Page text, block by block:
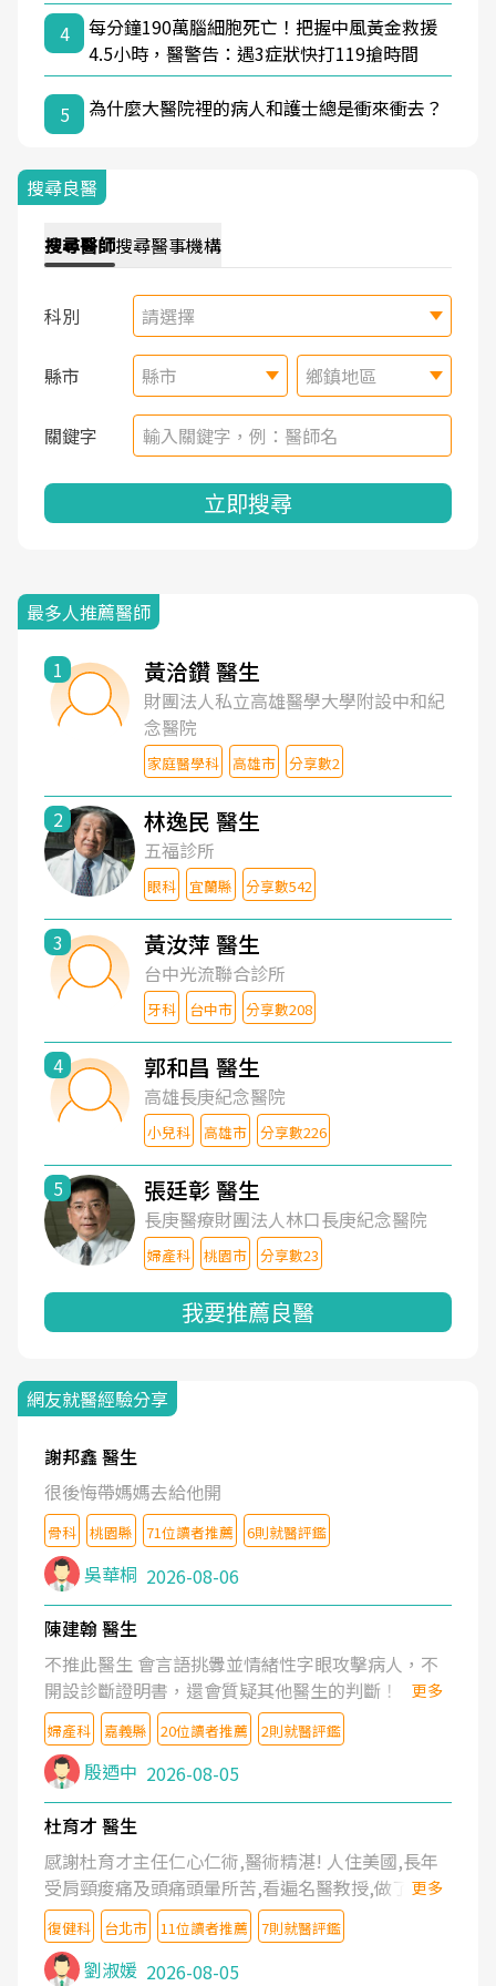
4
每分鐘190萬腦細胞死亡！把握中風黃金救援
4.5小時，醫警告：遇3症狀快打119搶時間
5 為什麼大醫院裡的病人和護士總是衝來衝去？
搜尋良醫
搜尋醫師搜尋醫事機構
科別 請選擇
縣市 縣市 鄉鎮地區
關鍵字
立即搜尋
最多人推薦醫師
1 黃洽鑽 醫生
財團法人私立高雄醫學大學附設中和紀
念醫院
家庭醫學科 高雄市 分享數2
2 林逸民 醫生
五福診所
眼科 宜蘭縣 分享數542
3 黃汝萍 醫生
台中光流聯合診所
牙科 台中市 分享數208
4 郭和昌 醫生
高雄長庚紀念醫院
小兒科 高雄市 分享數226
5 張廷彰 醫生
長庚醫療財團法人林口長庚紀念醫院
婦產科 桃園市 分享數23
我要推薦良醫
網友就醫經驗分享
謝邦鑫 醫生
很後悔帶媽媽去給他開
骨科 桃園縣 71位讀者推薦 6則就醫評鑑
吳華桐 2026-08-06
陳建翰 醫生
不推此醫生 會言語挑釁並情緒性字眼攻擊病人，不
開設診斷證明書，還會質疑其他醫生的判斷！
更多
婦產科 嘉義縣 20位讀者推薦 2則就醫評鑑
殷迺中 2026-08-05
杜育才 醫生
感謝杜育才主任仁心仁術,醫術精湛! 人住美國,長年
受肩頸痠痛及頭痛頭暈所苦,看遍名醫教授,做了各種
檢查,也嘗試過西醫打針,中醫針灸及物理徒手治療都
沒有用,後來連吃到嗎啡類止痛藥都效果有限,只是壓
症狀,沒多久就痛起來,多年失眠嚴重影響生活品質.
更多
復健科 台北市 11位讀者推薦 7則就醫評鑑
劉淑媛 2026-08-05